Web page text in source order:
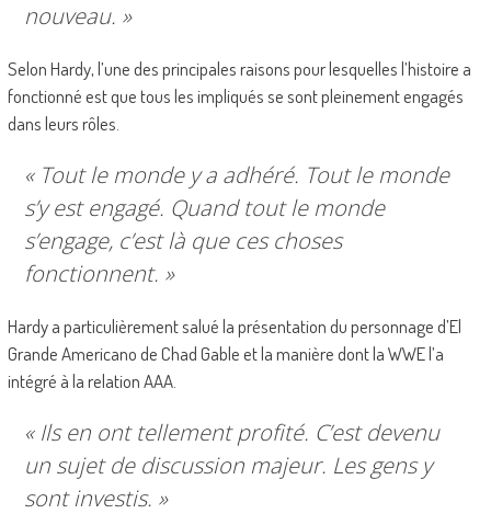
nouveau. »
Selon Hardy, l’une des principales raisons pour lesquelles l’histoire a
fonctionné est que tous les impliqués se sont pleinement engagés
dans leurs rôles.
« Tout le monde y a adhéré. Tout le monde
s’y est engagé. Quand tout le monde
s’engage, c’est là que ces choses
fonctionnent. »
Hardy a particulièrement salué la présentation du personnage d’El
Grande Americano de Chad Gable et la manière dont la WWE l’a
intégré à la relation AAA.
« Ils en ont tellement profité. C’est devenu
un sujet de discussion majeur. Les gens y
sont investis. »